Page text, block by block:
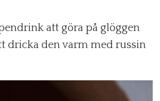
att göra på glöggen
dricka den varm med russin